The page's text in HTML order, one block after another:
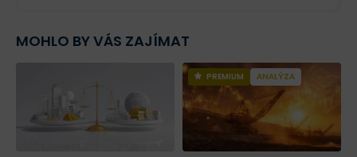
MOHLO BY VÁS ZAJÍMAT
PREMIUM ANALÝZA